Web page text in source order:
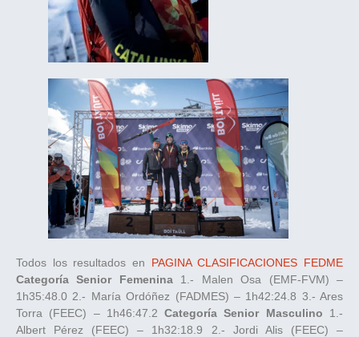
Todos los resultados en PAGINA CLASIFICACIONES FEDME
Categoría Senior Femenina1.- Malen Osa (EMF-FVM) –
1h35:48.0 2.- María Ordóñez (FADMES) – 1h42:24.8 3.- Ares
Torra (FEEC) – 1h46:47.2Categoría Senior Masculino 1.-
Albert Pérez (FEEC) – 1h32:18.9 2.- Jordi Alis (FEEC) –